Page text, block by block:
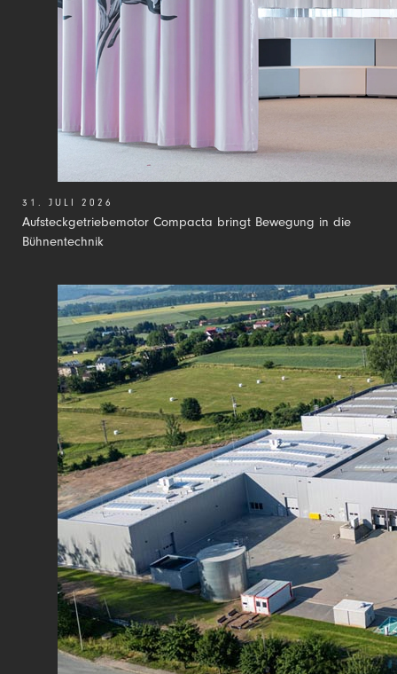
Aufsteckgetriebemotor Compacta bringt Bewegung in die
Bühnentechnik
31. JULI 2026